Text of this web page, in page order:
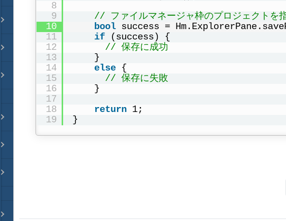
8
9
10
11
12
13
14
15
16
17
18
19
// ファイルマネージャ枠のプロジェクトを
bool success =
if
(success) {
// 保存に成功
}
else {
// 保存に失敗
}
return 1;
}